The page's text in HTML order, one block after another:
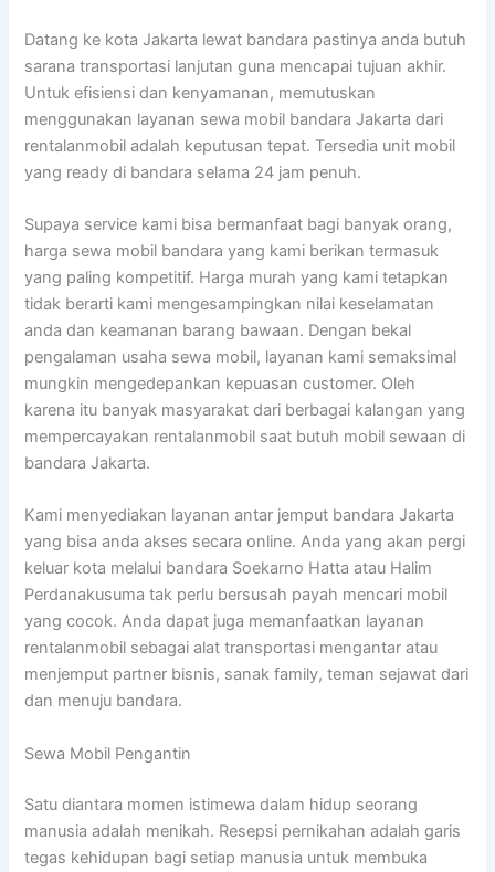
Datang ke kota Jakarta lewat bandara pastinya anda butuh
sarana transportasi lanjutan guna mencapai tujuan akhir.
Untuk efisiensi dan kenyamanan, memutuskan
menggunakan layanan sewa mobil bandara Jakarta dari
rentalanmobil adalah keputusan tepat. Tersedia unit mobil
yang ready di bandara selama 24 jam penuh.
Supaya service kami bisa bermanfaat bagi banyak orang,
harga sewa mobil bandara yang kami berikan termasuk
yang paling kompetitif. Harga murah yang kami tetapkan
tidak berarti kami mengesampingkan nilai keselamatan
anda dan keamanan barang bawaan. Dengan bekal
pengalaman usaha sewa mobil, layanan kami semaksimal
mungkin mengedepankan kepuasan customer. Oleh
karena itu banyak masyarakat dari berbagai kalangan yang
mempercayakan rentalanmobil saat butuh mobil sewaan di
bandara Jakarta.
Kami menyediakan layanan antar jemput bandara Jakarta
yang bisa anda akses secara online. Anda yang akan pergi
keluar kota melalui bandara Soekarno Hatta atau Halim
Perdanakusuma tak perlu bersusah payah mencari mobil
yang cocok. Anda dapat juga memanfaatkan layanan
rentalanmobil sebagai alat transportasi mengantar atau
menjemput partner bisnis, sanak family, teman sejawat dari
dan menuju bandara.
Sewa Mobil Pengantin
Satu diantara momen istimewa dalam hidup seorang
manusia adalah menikah. Resepsi pernikahan adalah garis
tegas kehidupan bagi setiap manusia untuk membuka